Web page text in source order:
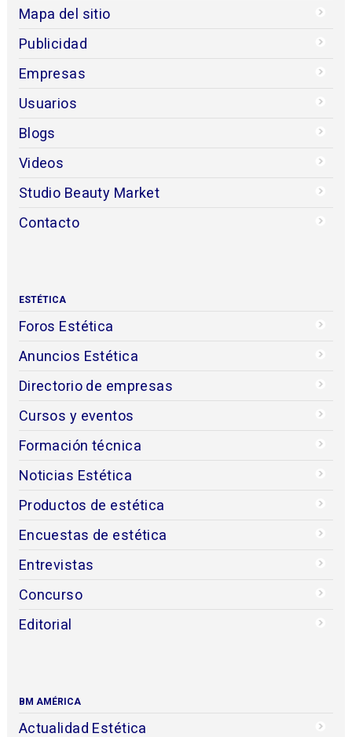
Mapa del sitio
Publicidad
Empresas
Usuarios
Blogs
Videos
Studio Beauty Market
Contacto
ESTÉTICA
Foros Estética
Anuncios Estética
Directorio de empresas
Cursos y eventos
Formación técnica
Noticias Estética
Productos de estética
Encuestas de estética
Entrevistas
Concurso
Editorial
BM AMÉRICA
Actualidad Estética